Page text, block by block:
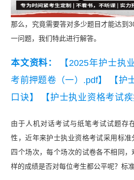
那么，究竟需要答对多少题目才能达到
一问题，我们特此进行解答。
本文资料：
【2025年护士执
考前押题卷（一）.pdf】
【护
口诀】
【护士执业资格考试
由于人机对话考试与纸笔考试试题存
性，近年来护士执业资格考试采用标
四个场次，每个场次的试卷各不相同
样的成绩是否对每位考生都公平呢？标